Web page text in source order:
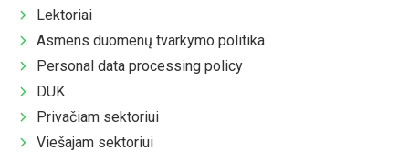
Lektoriai
Asmens duomenų tvarkymo politika
Personal data processing policy
DUK
Privačiam sektoriui
Viešajam sektoriui